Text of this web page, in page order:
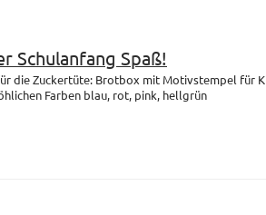
Schulanfang Spaß!
für die Zuckertüte: Brotbox mit Motivstempel für
Farben blau, rot, pink, hellgrün